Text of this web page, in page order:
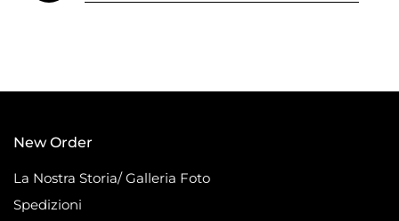
New Order
La Nostra Storia/ Galleria Foto
Spedizioni